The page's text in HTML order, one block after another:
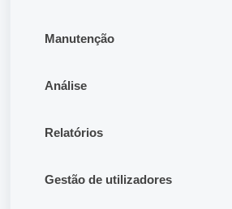
Manutenção
Análise
Relatórios
Gestão de utilizadores